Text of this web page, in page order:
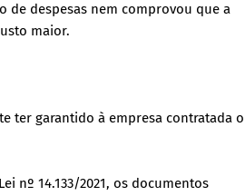
de despesas nem comprovou que a
maior.
ter garantido à empresa contratada o
nº 14.133/2021, os documentos